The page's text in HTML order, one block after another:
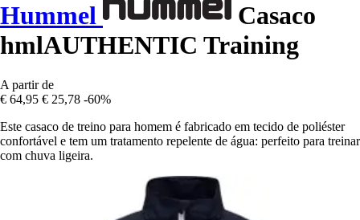
Hummel
Casaco
hmlAUTHENTIC Training
A partir de
€ 64,95 € 25,78 -60%
Este casaco de treino para homem é fabricado em tecido de poliéster
confortável e tem um tratamento repelente de água: perfeito para treinar
com chuva ligeira.